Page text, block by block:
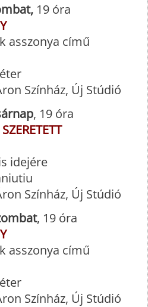
19 óra
asszonya című
Színház, Új Stúdió
, 19 óra
idejére
Színház, Új Stúdió
, 19 óra
asszonya című
Színház, Új Stúdió